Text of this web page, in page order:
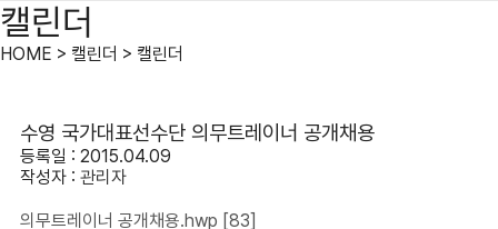
캘린더
HOME > 캘린더 > 캘린더
수영 국가대표선수단 의무트레이너 공개채용
등록일 : 2015.04.09
작성자 : 관리자
의무트레이너 공개채용.hwp [83]